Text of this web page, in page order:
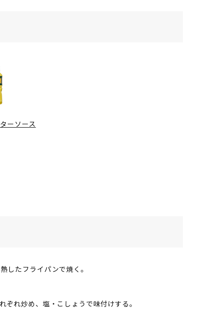
ーソース
したフライパンで焼く。
れ炒め、塩・こしょうで味付けする。